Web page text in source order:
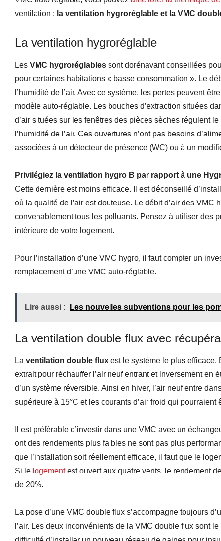
ventilation : la ventilation hygroréglable et la VMC
La ventilation hygroréglable
Les VMC hygroréglables sont dorénavant conseillées
pour certaines habitations « basse consommation ». Le
l’humidité de l’air. Avec ce système, les pertes peuvent
modèle auto-réglable. Les bouches d’extraction situées
d’air situées sur les fenêtres des pièces sèches régulent
l’humidité de l’air. Ces ouvertures n’ont pas besoins
associées à un détecteur de présence (WC) ou à un
Privilégiez la ventilation hygro B par rapport à une
Cette dernière est moins efficace. Il est déconseillé
où la qualité de l’air est douteuse. Le débit d’air des VMC
convenablement tous les polluants. Pensez à utiliser des
intérieure de votre logement.
Pour l’installation d’une VMC hygro, il faut compter un
remplacement d’une VMC auto-réglable.
Lire aussi : Les nouvelles subventions pour les
La ventilation double flux avec
La ventilation double flux est le système le plus efficace.
extrait pour réchauffer l’air neuf entrant et inversement en
d’un système réversible. Ainsi en hiver, l’air neuf entre
supérieure à 15°C et les courants d’air froid qui pourraient
Il est préférable d’investir dans une VMC avec un
ont des rendements plus faibles ne sont pas plus
que l’installation soit réellement efficace, il faut que le
Si le logementest ouvert aux quatre vents, le rendement
de 20%.
La pose d’une VMC double flux s’accompagne toujours
l’air. Les deux inconvénients de la VMC double flux sont